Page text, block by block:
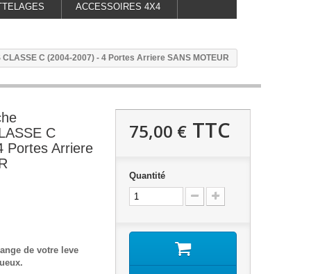
ACCESSOIRES 4X4
C (2004-2007) - 4 Portes Arriere SANS MOTEUR
C
Portes Arriere
de votre leve
75,00 €TTC
Quantité